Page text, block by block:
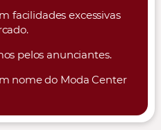
facilidades excessivas
pelos anunciantes.
nome do Moda Center